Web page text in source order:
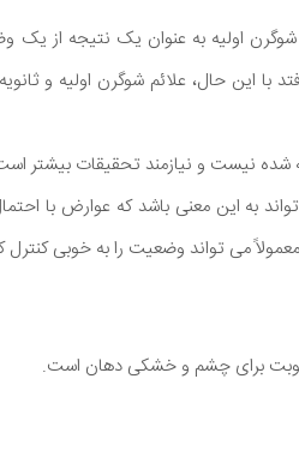
شوگرن اولیه به عنوان یک نتیجه از
با این حال، علائم شوگرن اولیه و
شده نیست و نیازمند تحقیقات بیشتر
به این معنی باشد که عوارض با
می تواند وضعیت را به خوبی کنترل
برای چشم و خشکی دهان است.